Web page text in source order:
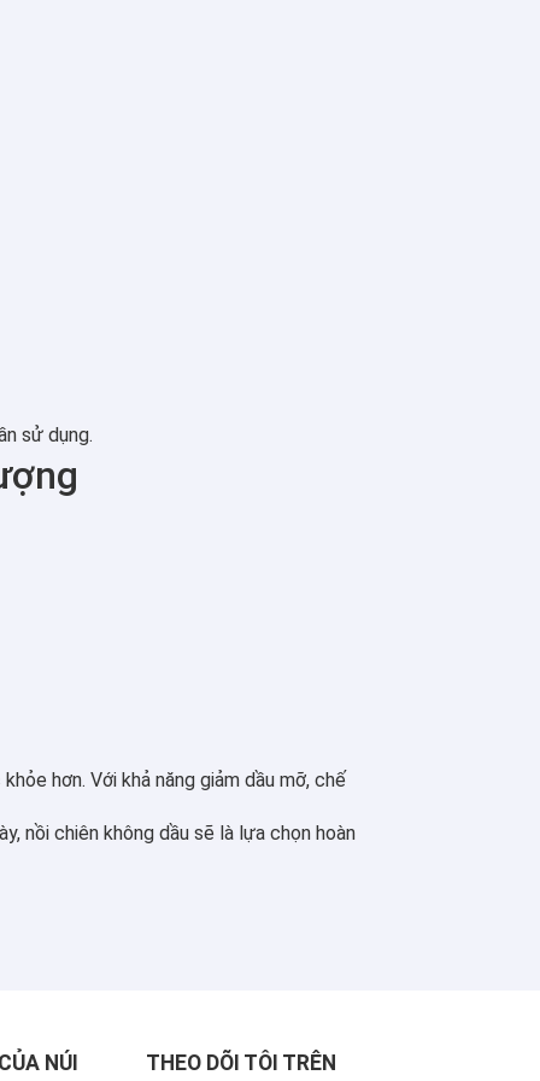
sử dụng.
hơn. Với khả năng giảm dầu mỡ, chế
nồi chiên không dầu sẽ là lựa chọn hoàn
NÚI THEO DÕI TÔI TRÊN